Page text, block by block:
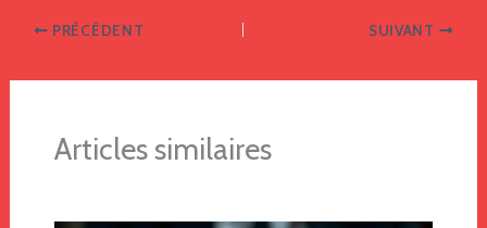
PRÉCÉDENT SUIVANT
Articles similaires